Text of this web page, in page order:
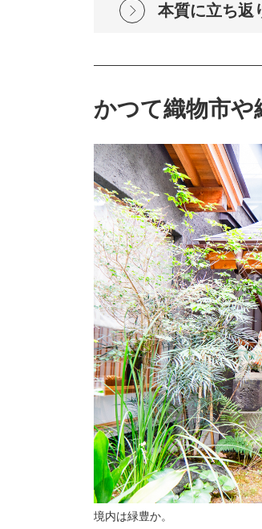
本質に立ち返
かつて織物市や
境内は緑豊か。